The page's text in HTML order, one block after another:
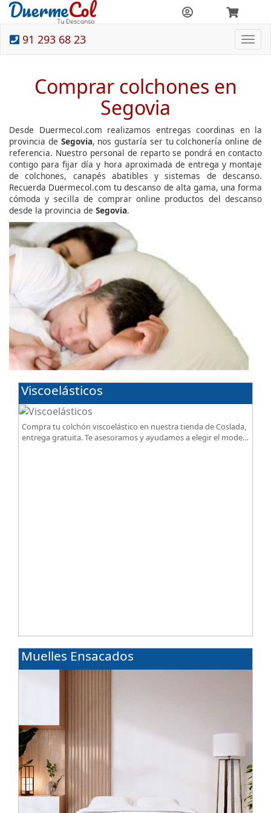
91 293 68 23
Comprar colchones en
Segovia
Desde Duermecol.com realizamos entregas coordinas en la
provincia de Segovia, nos gustaría ser tu colchonería online de
referencia. Nuestro personal de reparto se pondrá en contacto
contigo para fijar día y hora aproximada de entrega y montaje
de colchones, canapés abatibles y sistemas de descanso.
Recuerda Duermecol.com tu descanso de alta gama, una forma
cómoda y secilla de comprar online productos del descanso
desde la provincia de Segovia.
Viscoelásticos
Compra tu colchón viscoelástico en nuestra tienda de Coslada,
entrega gratuita. Te asesoramos y ayudamos a elegir el modelo
Muelles Ensacados